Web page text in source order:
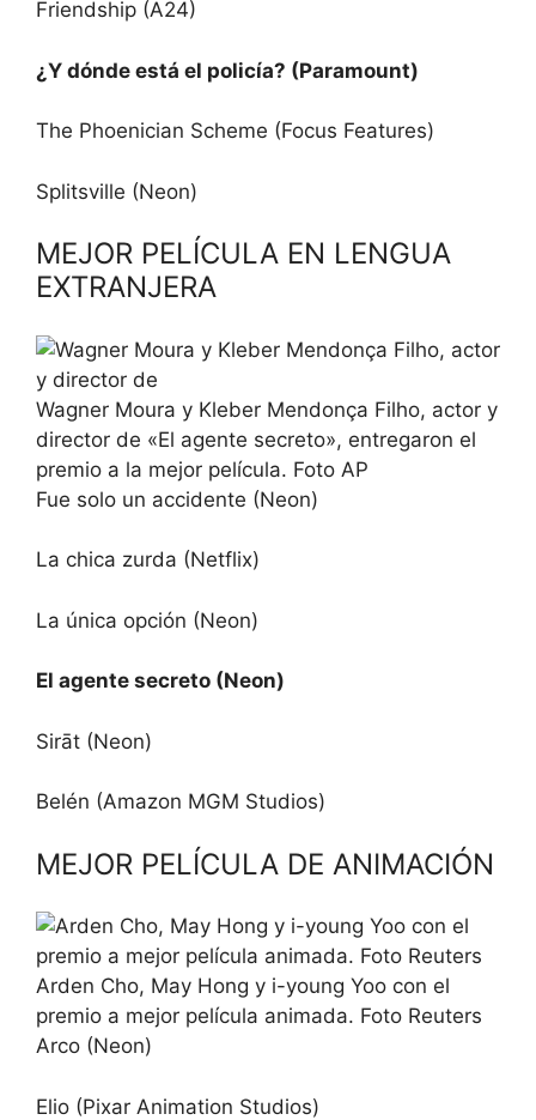
Friendship (A24)
¿Y dónde está el policía? (Paramount)
The Phoenician Scheme (Focus Features)
Splitsville (Neon)
MEJOR PELÍCULA EN LENGUA
EXTRANJERA
Wagner Moura y Kleber Mendonça Filho, actor y
director de «El agente secreto», entregaron el
premio a la mejor película. Foto AP
Fue solo un accidente (Neon)
La chica zurda (Netflix)
La única opción (Neon)
El agente secreto (Neon)
Sirāt (Neon)
Belén (Amazon MGM Studios)
MEJOR PELÍCULA DE ANIMACIÓN
Arden Cho, May Hong y i-young Yoo con el
premio a mejor película animada. Foto Reuters
Arco (Neon)
Elio (Pixar Animation Studios)